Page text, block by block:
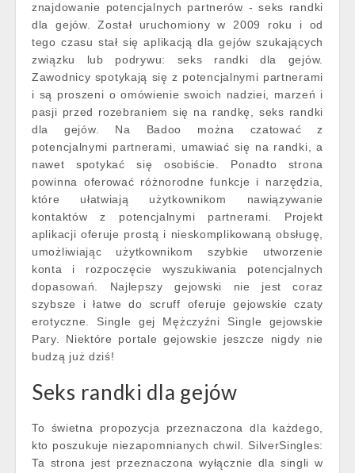
znajdowanie potencjalnych partnerów - seks randki
dla gejów. Został uruchomiony w 2009 roku i od
tego czasu stał się aplikacją dla gejów szukających
związku lub podrywu: seks randki dla gejów.
Zawodnicy spotykają się z potencjalnymi partnerami
i są proszeni o omówienie swoich nadziei, marzeń i
pasji przed rozebraniem się na randkę, seks randki
dla gejów. Na Badoo można czatować z
potencjalnymi partnerami, umawiać się na randki, a
nawet spotykać się osobiście. Ponadto strona
powinna oferować różnorodne funkcje i narzędzia,
które ułatwiają użytkownikom nawiązywanie
kontaktów z potencjalnymi partnerami. Projekt
aplikacji oferuje prostą i nieskomplikowaną obsługę,
umożliwiając użytkownikom szybkie utworzenie
konta i rozpoczęcie wyszukiwania potencjalnych
dopasowań. Najlepszy gejowski nie jest coraz
szybsze i łatwe do scruff oferuje gejowskie czaty
erotyczne. Single gej Mężczyźni Single gejowskie
Pary. Niektóre portale gejowskie jeszcze nigdy nie
budzą już dziś!
Seks randki dla gejów
To świetna propozycja przeznaczona dla każdego,
kto poszukuje niezapomnianych chwil. SilverSingles:
Ta strona jest przeznaczona wyłącznie dla singli w